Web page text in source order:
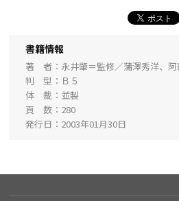
書籍情報
著 者
永井肇＝監修／蒲澤秀洋、
判 型
Ｂ５
体 裁
並製
頁 数
280
発行日
2003年01月30日